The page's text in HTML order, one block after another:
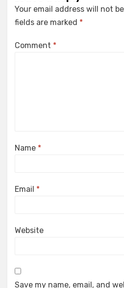
Your email address will not
fields are marked *
Comment *
Name *
Email *
Website
Save my name, email, and